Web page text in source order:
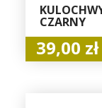
CZARNY
39,00 zł